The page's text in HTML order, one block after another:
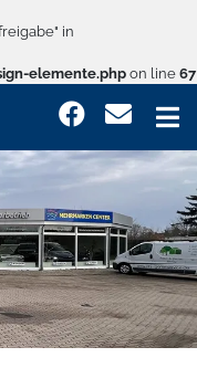
in
elemente.php on line 67